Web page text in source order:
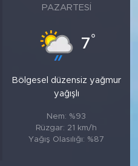
PAZARTESI
7°
Bölgesel düzensiz yağmur
yağışlı
Nem: %93
Rüzgar: 21 km/h
Yağış Olasılığı: %87